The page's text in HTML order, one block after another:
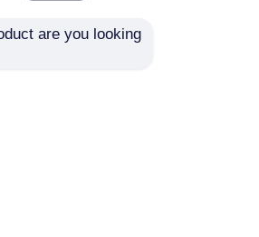
are you looking